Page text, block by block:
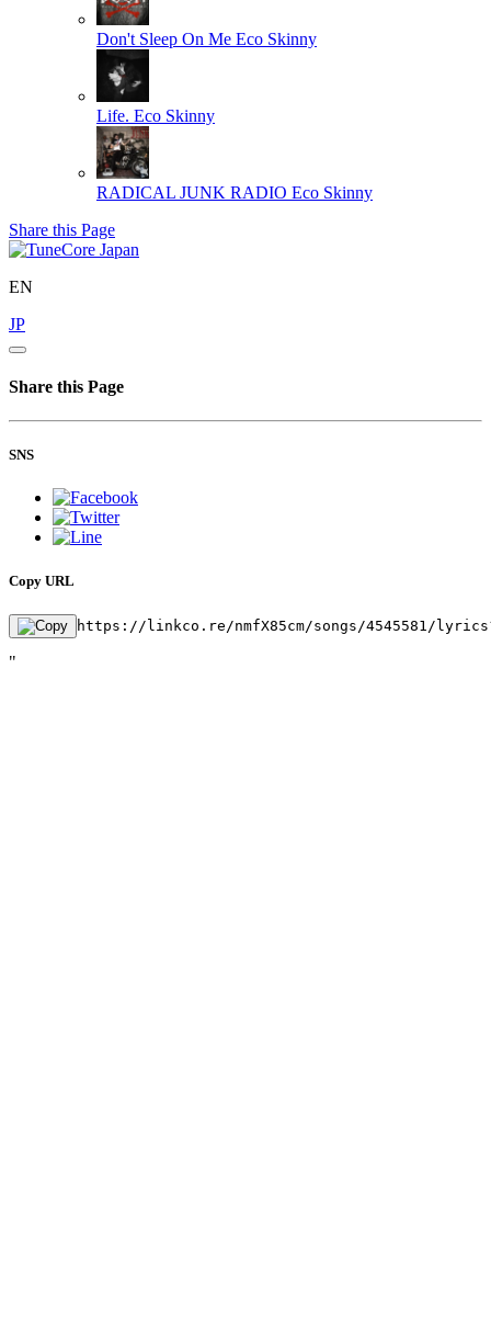
Don't Sleep On Me Eco Skinny
Life. Eco Skinny
RADICAL JUNK RADIO Eco Skinny
Share this Page
EN
JP
Share this Page
SNS
Copy URL
https://linkco.re/nmfX85cm/songs/4545581/
"